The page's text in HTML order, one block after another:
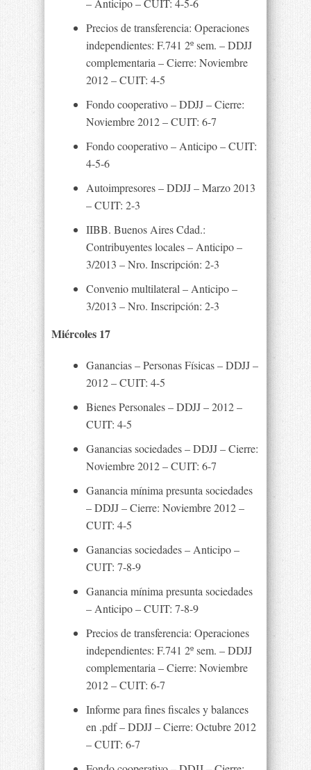
– Anticipo – CUIT: 4-5-6
Precios de transferencia: Operaciones
independientes: F.741 2º sem. – DDJJ
complementaria – Cierre: Noviembre
2012 – CUIT: 4-5
Fondo cooperativo – DDJJ – Cierre:
Noviembre 2012 – CUIT: 6-7
Fondo cooperativo – Anticipo – CUIT:
4-5-6
Autoimpresores – DDJJ – Marzo 2013
– CUIT: 2-3
IIBB. Buenos Aires Cdad.:
Contribuyentes locales – Anticipo –
3/2013 – Nro. Inscripción: 2-3
Convenio multilateral – Anticipo –
3/2013 – Nro. Inscripción: 2-3
Miércoles 17
Ganancias – Personas Físicas – DDJJ –
2012 – CUIT: 4-5
Bienes Personales – DDJJ – 2012 –
CUIT: 4-5
Ganancias sociedades – DDJJ – Cierre:
Noviembre 2012 – CUIT: 6-7
Ganancia mínima presunta sociedades
– DDJJ – Cierre: Noviembre 2012 –
CUIT: 4-5
Ganancias sociedades – Anticipo –
CUIT: 7-8-9
Ganancia mínima presunta sociedades
– Anticipo – CUIT: 7-8-9
Precios de transferencia: Operaciones
independientes: F.741 2º sem. – DDJJ
complementaria – Cierre: Noviembre
2012 – CUIT: 6-7
Informe para fines fiscales y balances
en .pdf – DDJJ – Cierre: Octubre 2012
– CUIT: 6-7